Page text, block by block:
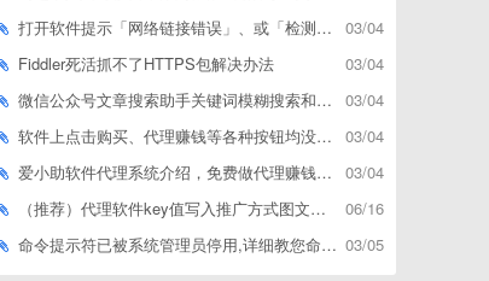
03/04
打开软件提示「网络链接错误」、或「检测版本更新失败」等网络问题解决方案
03/04
Fiddler死活抓不了HTTPS包解决办法
03/04
微信公众号文章搜索助手关键词模糊搜索和精确匹配搜索的区别
03/04
软件上点击购买、代理赚钱等各种按钮均没有反应，不打开相应网址怎么解决
03/04
爱小助软件代理系统介绍，免费做代理赚钱，带你轻松月收入过万
06/16
（推荐）代理软件key值写入推广方式图文教程
03/05
命令提示符已被系统管理员停用,详细教您命令提示符已被系统管理员停用怎么办